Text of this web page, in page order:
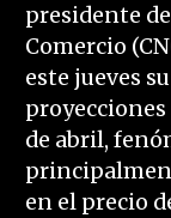
presidente
Comercio
este jueves
proyecciones
de abril,
en el precio